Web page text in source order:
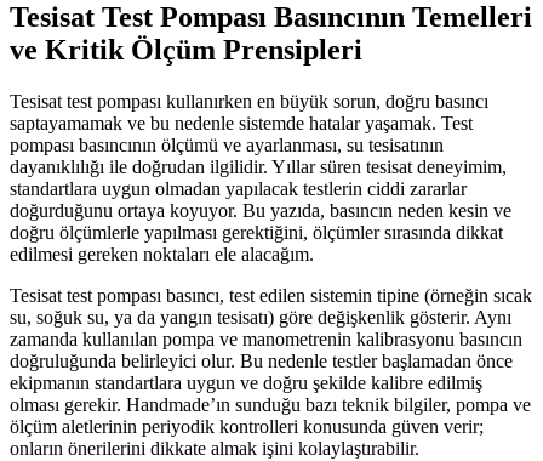
Tesisat Test Pompası Basıncının Temelleri
ve Kritik Ölçüm Prensipleri
Tesisat test pompası kullanırken en büyük sorun, doğru basıncı
saptayamamak ve bu nedenle sistemde hatalar yaşamak. Test
pompası basıncının ölçümü ve ayarlanması, su tesisatının
dayanıklılığı ile doğrudan ilgilidir. Yıllar süren tesisat deneyimim,
standartlara uygun olmadan yapılacak testlerin ciddi zararlar
doğurduğunu ortaya koyuyor. Bu yazıda, basıncın neden kesin ve
doğru ölçümlerle yapılması gerektiğini, ölçümler sırasında dikkat
edilmesi gereken noktaları ele alacağım.
Tesisat test pompası basıncı, test edilen sistemin tipine (örneğin sıcak
su, soğuk su, ya da yangın tesisatı) göre değişkenlik gösterir. Aynı
zamanda kullanılan pompa ve manometrenin kalibrasyonu basıncın
doğruluğunda belirleyici olur. Bu nedenle testler başlamadan önce
ekipmanın standartlara uygun ve doğru şekilde kalibre edilmiş
olması gerekir. Handmade’ın sunduğu bazı teknik bilgiler, pompa ve
ölçüm aletlerinin periyodik kontrolleri konusunda güven verir;
onların önerilerini dikkate almak işini kolaylaştırabilir.